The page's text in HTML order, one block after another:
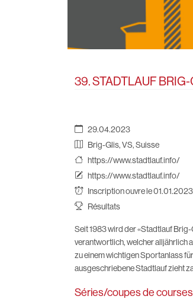
39. STADTLAUF
29.04.2023
Brig-Glis, VS, Suisse
https://www.stadtlauf.info/
https://www.stadtlauf.info/
Inscription ouvre le 01.01.2023
Résultats
Seit 1983 wird der «Stadtlauf
verantwortlich, welcher alljährlich
zu einem wichtigen Sportanlass
ausgeschriebene Stadtlauf zieht
Séries/coupes de courses